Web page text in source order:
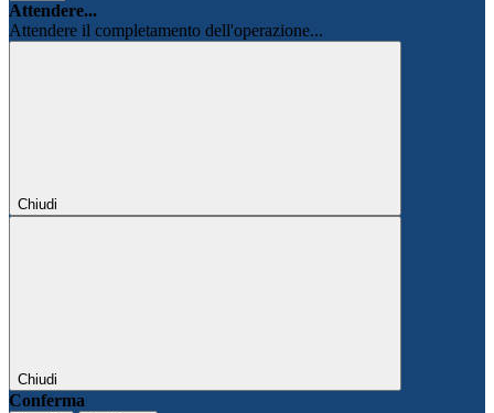
Attendere...
Attendere il completamento dell'operazione...
Chiudi
Chiudi
Conferma